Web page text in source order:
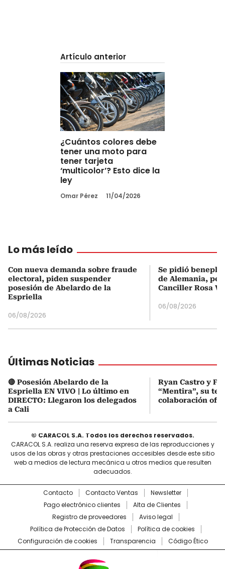
Artículo anterior
¿Cuántos colores debe
tener una moto para
tener tarjeta
‘multicolor’? Esto dice la
ley
Omar Pérez 11/04/2026
Lo más leído
Con nueva demanda sobre fraude
electoral, piden suspender
posesión de Abelardo de la
Espriella
06/08/2026
Se pidió
de Alemania,
Canciller Rosa
06/08/2026
Últimas Noticias
🔴 Posesión Abelardo de la
Espriella EN VIVO | Lo último en
DIRECTO: Llegaron los delegados
a Cali
Ryan Castro y
“Mentira”, su
colaboración
© CARACOL S.A. Todos los derechos reservados.
CARACOL S.A. realiza una reserva expresa de las reproducciones y
usos de las obras y otras prestaciones accesibles desde este sitio
web a medios de lectura mecánica u otros medios que resulten
adecuados.
Contacto Contacto Ventas
Newsletter
Pago electrónico clientes
Alta de Clientes
Registro de proveedores
Aviso legal
Política de Protección de Datos
Política de cookies
Configuración de cookies
Transparencia Código Ético